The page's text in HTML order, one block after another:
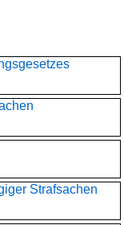
Strafsachen